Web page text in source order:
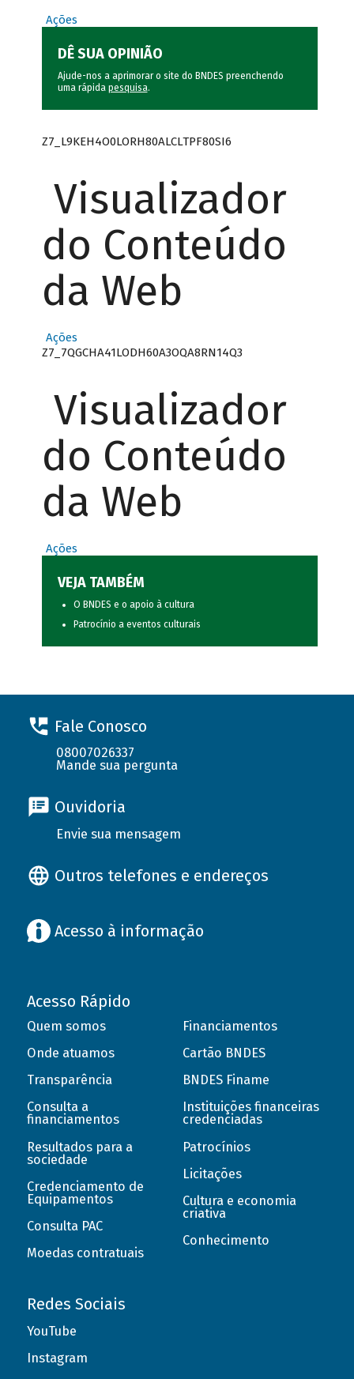
Ações
DÊ SUA OPINIÃO
Ajude-nos a aprimorar o site do BNDES preenchendo
uma rápida pesquisa.
Z7_L9KEH4O0LORH80ALCLTPF80SI6
Visualizador
do Conteúdo
da Web
Ações
Z7_7QGCHA41LODH60A3OQA8RN14Q3
Visualizador
do Conteúdo
da Web
Ações
VEJA TAMBÉM
O BNDES e o apoio à cultura
Patrocínio a eventos culturais
Fale Conosco
08007026337
Mande sua pergunta
Ouvidoria
Envie sua mensagem
Outros telefones e endereços
Acesso à informação
Acesso Rápido
Quem somos
Onde atuamos
Transparência
Consulta a
financiamentos
Resultados para a
sociedade
Credenciamento de
Equipamentos
Consulta PAC
Moedas contratuais
Financiamentos
Cartão BNDES
BNDES Finame
Instituições financeiras
credenciadas
Patrocínios
Licitações
Cultura e economia
criativa
Conhecimento
Redes Sociais
YouTube
Instagram